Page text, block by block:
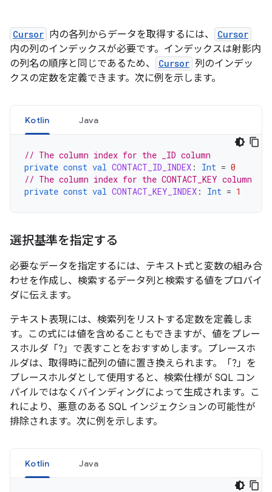
Cursor 内の各列からデータを取得するには、 Cursor
内の列のインデックスが必要です。インデックスは射影内
の列名の順序と同じであるため、
Cursor 列のインデッ
クスの定数を定義できます。次に例を示します。
Kotlin Java
// The column index for the _ID column
private const val CONTACT_ID_INDEX : Int = 0
// The column index for the CONTACT_KEY column
private const val CONTACT_KEY_INDEX : Int = 1
選択基準を指定する
必要なデータを指定するには、テキスト式と変数の組み合
わせを作成し、検索するデータ列と検索する値をプロバイ
ダに伝えます。
テキスト表現には、検索列をリストする定数を定義しま
す。この式には値を含めることもできますが、値をプレー
スホルダ「?」で表すことをおすすめします。プレースホ
ルダは、取得時に配列の値に置き換えられます。「?」を
プレースホルダとして使用すると、検索仕様が SQL コン
パイルではなくバインディングによって生成されます。こ
れにより、悪意のある SQL インジェクションの可能性が
排除されます。次に例を示します。
Kotlin Java